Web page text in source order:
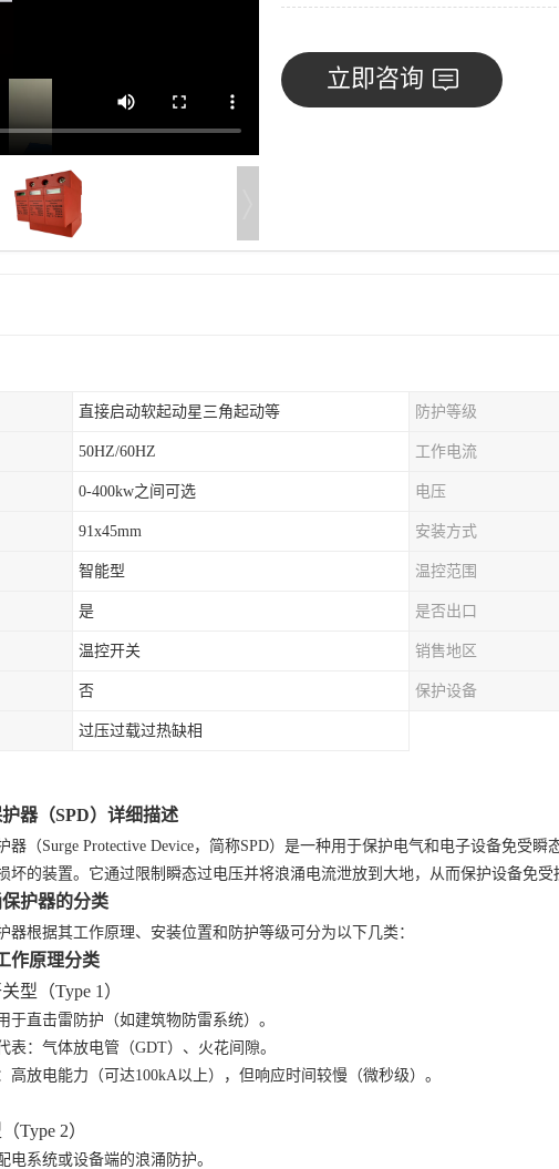
立即咨询
直接启动软起动星三角起动等 防护等级
50HZ/60HZ 工作电流
0-400kw之间可选 电压
91x45mm 安装方式
智能型 温控范围
是 是否出口
温控开关 销售地区
否 保护设备
过压过载过热缺相
器（SPD）详细描述
器（Surge Protective Device，简称SPD）是一种用于保护电气和电子设备免受
坏的装置。它通过限制瞬态过电压并将浪涌电流泄放到大地，从而保护设备免受
护器的分类
器根据其工作原理、安装位置和防护等级可分为以下几类：
作原理分类
型（Type 1 ）
于直击雷防护（如建筑物防雷系统）。
表：气体放电管（GDT）、火花间隙。
高放电能力（可达100kA以上），但响应时间较慢（微秒级）。
Type 2）
电系统或设备端的浪涌防护。